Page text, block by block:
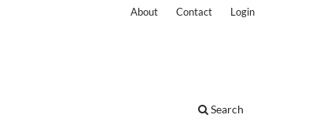
Search
About Contact Login